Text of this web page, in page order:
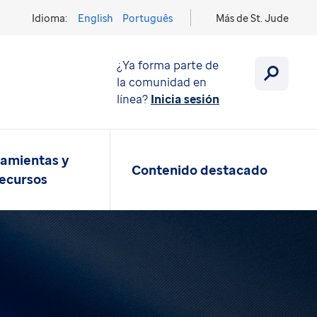
Idioma: English Português Más de St. Jude
¿Ya forma parte de
la comunidad en
línea? Inicia sesión
y
Contenido destacado